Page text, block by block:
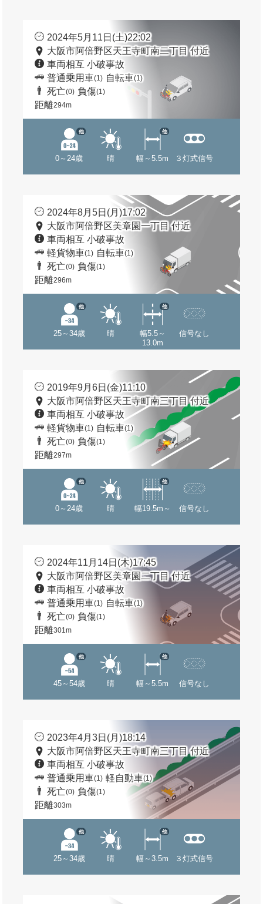
2024年5月11日(土)22:02
大阪市阿倍野区天王寺町南二丁目 付近
車両相互 小破事故
普通乗用車(1) 自転車(1)
死亡(0) 負傷(1)
距離294m
0～24歳
他
晴 幅～5.5m
他
３灯式信号
2024年8月5日(月)17:02
大阪市阿倍野区美章園一丁目 付近
車両相互 小破事故
軽貨物車(1) 自転車(1)
死亡(0) 負傷(1)
距離296m
25～34歳
他
晴
幅5.5～
13.0m
他
信号なし
2019年9月6日(金)11:10
大阪市阿倍野区天王寺町南三丁目 付近
車両相互 小破事故
軽貨物車(1) 自転車(1)
死亡(0) 負傷(1)
距離297m
0～24歳
他
晴 幅19.5m～
他
信号なし
2024年11月14日(木)17:45
大阪市阿倍野区美章園二丁目 付近
車両相互 小破事故
普通乗用車(1) 自転車(1)
死亡(0) 負傷(1)
距離301m
45～54歳
他
晴 幅～5.5m
他
信号なし
2023年4月3日(月)18:14
大阪市阿倍野区天王寺町南三丁目 付近
車両相互 小破事故
普通乗用車(1) 軽自動車(1)
死亡(0) 負傷(1)
距離303m
25～34歳
他
晴 幅～3.5m
他
３灯式信号